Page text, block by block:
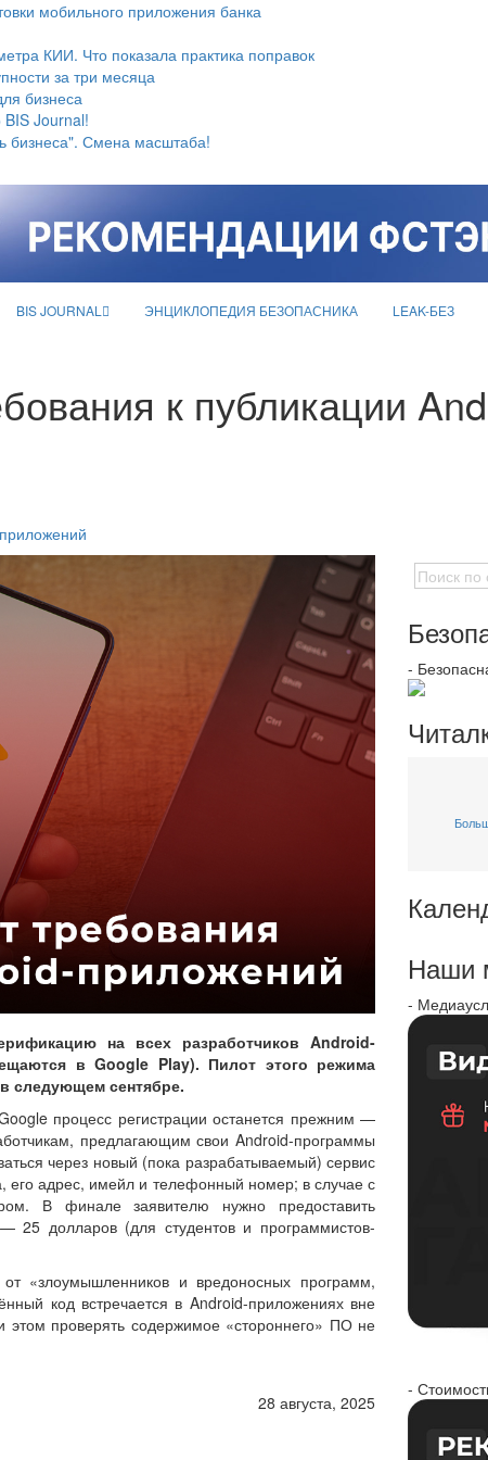
мобильного приложения банка
КИИ. Что показала практика поправок
за три месяца
бизнеса
Journal!
бизнеса". Смена масштаба!
BIS JOURNAL ЭНЦИКЛОПЕДИЯ БЕЗОПАСНИКА LEAK-БЕЗ
к публикации
на всех разработчиков Android-
в Google Play). Пилот этого режима
следующем сентябре.
процесс регистрации останется прежним —
предлагающим свои Android-программы
через новый (пока разрабатываемый) сервис
его адрес, имейл и телефонный номер; в случае с
В финале заявителю нужно предоставить
25 долларов (для студентов и программистов-
«злоумышленников и вредоносных программ,
код встречается в Android-приложениях вне
проверять содержимое «стороннего» ПО не
28 августа, 2025
-
Наши
-
-